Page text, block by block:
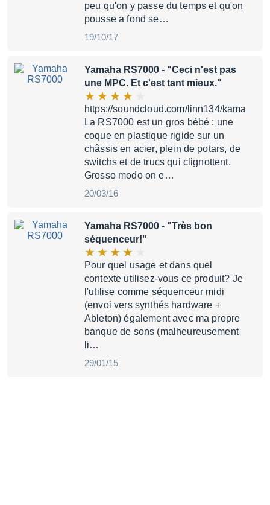
peu qu'on y passe du temps et qu'on
pousse a fond se…
19/10/17
Yamaha RS7000 - "Ceci n'est pas
une MPC. Et c'est tant mieux."
https://soundcloud.com/linn134/kama
La RS7000 est un gros bébé : une
coque en plastique rigide sur un
châssis en acier, plein de potars, de
switchs et de trucs qui clignottent.
Grosso modo on e…
20/03/16
Yamaha RS7000 - "Très bon
séquenceur!"
Pour quel usage et dans quel
contexte utilisez-vous ce produit? Je
l'utilise comme séquenceur midi
(envoi vers synthés hardware +
Ableton) également avec ma propre
banque de sons (malheureusement
li…
29/01/15